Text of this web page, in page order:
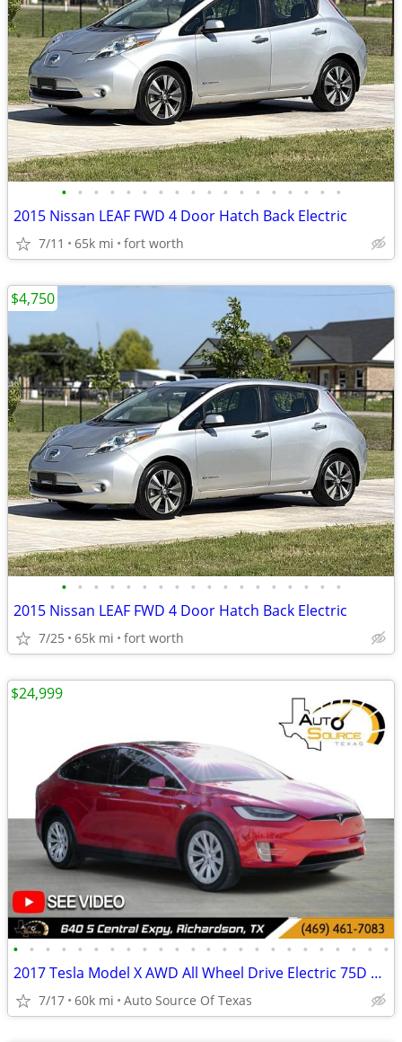
• • • • • • • • • • • • • • • • • •
2015 Nissan LEAF FWD 4 Door Hatch Back Electric
7/11 65k mi fort worth
• • • • • • • • • • • • • • • • • •
2015 Nissan LEAF FWD 4 Door Hatch Back Electric
7/25 65k mi fort worth
$4,750
• • • • • • • • • • • • • • • • • • • • • • • •
2017 Tesla Model X AWD All Wheel Drive Electric 75D SUV
7/17 60k mi Auto Source Of Texas
$24,999